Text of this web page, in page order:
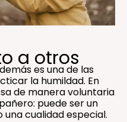
a otros
es una de las
la humildad. En
de manera voluntaria
puede ser un
cualidad especial.